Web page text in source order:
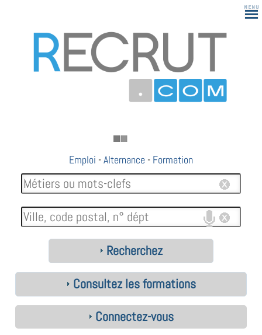
Emploi -Alternance - Formation
Recherchez
Consultez les formations
Connectez-vous